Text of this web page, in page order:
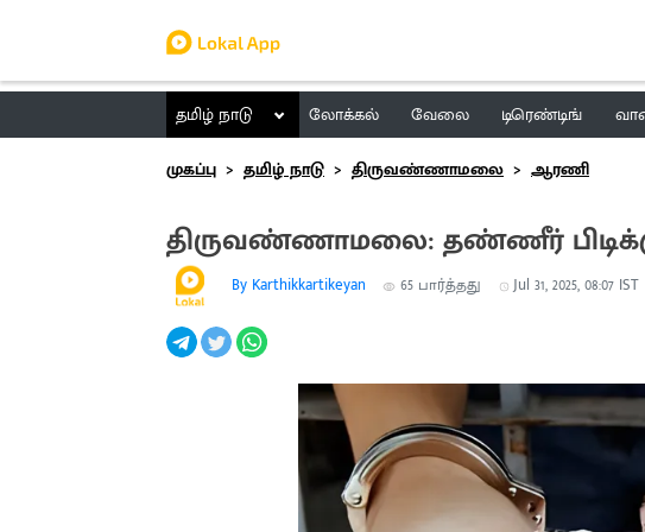
தமிழ் நாடு லோக்கல் வேலை டிரெண்டிங்
முகப்பு
தமிழ் நாடு திருவண்ணாமலை ஆரணி
திருவண்ணாமலை: தண்ணீர்
By Karthikkartikeyan 65 பார்த்தது Jul 31, 2025, 08:07 IST